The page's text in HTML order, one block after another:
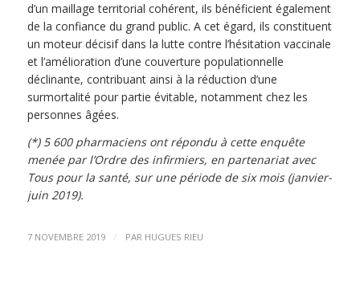
d’un maillage territorial cohérent, ils bénéficient également
de la confiance du grand public. A cet égard, ils constituent
un moteur décisif dans la lutte contre l’hésitation vaccinale
et l’amélioration d’une couverture populationnelle
déclinante, contribuant ainsi à la réduction d’une
surmortalité pour partie évitable, notamment chez les
personnes âgées.
(*) 5 600 pharmaciens ont répondu à cette enquête
menée par l’Ordre des infirmiers, en partenariat avec
Tous pour la santé, sur une période de six mois (janvier-
juin 2019).
7 NOVEMBRE 2019 / PAR HUGUES RIEU